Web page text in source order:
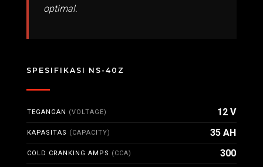
optimal.
SPESIFIKASI NS-40Z
TEGANGAN (VOLTAGE) 12 V
KAPASITAS (CAPACITY) 35 AH
COLD CRANKING AMPS (CCA) 300